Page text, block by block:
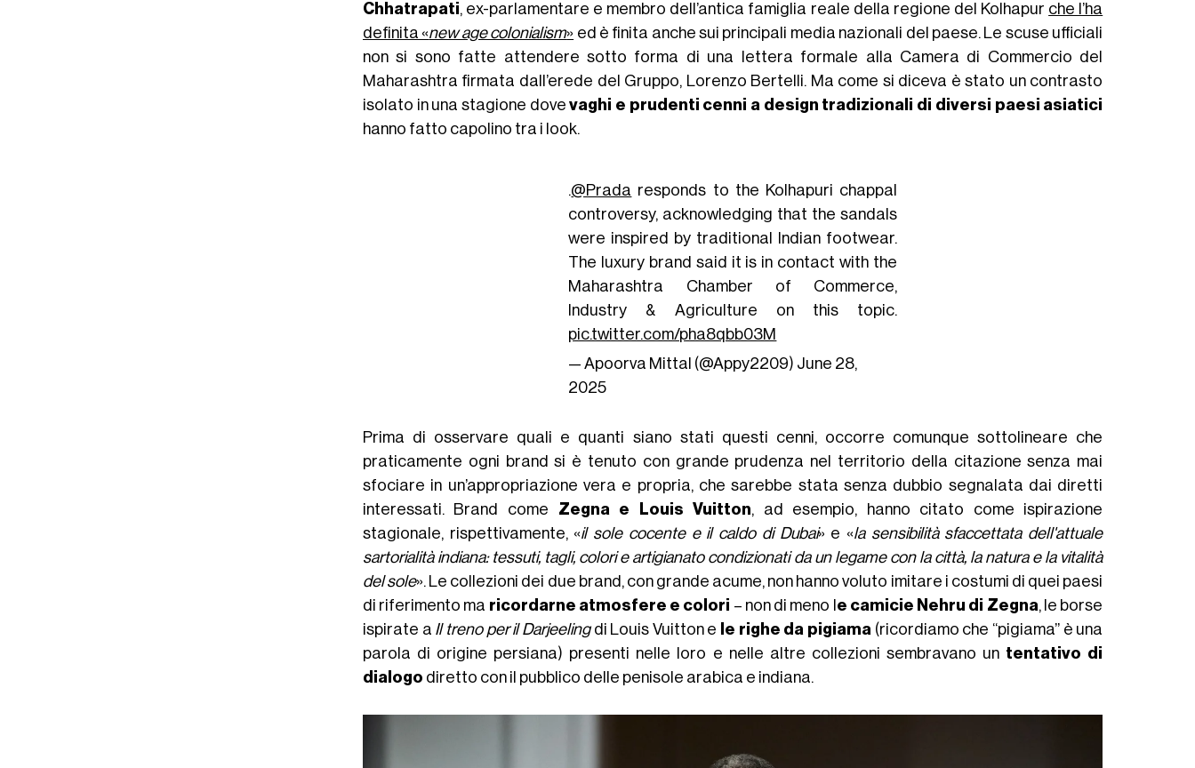
Chhatrapati, ex-parlamentare e membro dell’antica famiglia reale della regione del Kolhapur che l’ha
definita «new age colonialism» ed è finita anche sui principali media nazionali del paese. Le scuse ufficiali
non si sono fatte attendere sotto forma di una lettera formale alla Camera di Commercio del
Maharashtra firmata dall’erede del Gruppo, Lorenzo Bertelli. Ma come si diceva è stato un contrasto
isolato in una stagione dovevaghi e prudenti cenni a design tradizionali di diversi paesi asiatici
hanno fatto capolino tra i look.
@Prada responds to the Kolhapuri chappal
controversy, acknowledging that the sandals
were inspired by traditional Indian footwear.
The luxury brand said it is in contact with the
Maharashtra Chamber of Commerce,
Industry & Agriculture on this topic.
pic.twitter.com/pha8qbb03M
— Apoorva Mittal (@Appy2209) June 28,
2025
Prima di osservare quali e quanti siano stati questi cenni, occorre comunque sottolineare che
praticamente ogni brand si è tenuto con grande prudenza nel territorio della citazione senza mai
sfociare in un’appropriazione vera e propria, che sarebbe stata senza dubbio segnalata dai diretti
interessati. Brand come Zegna e Louis Vuitton, ad esempio, hanno citato come ispirazione
stagionale, rispettivamente, «il sole cocente e il caldo di Dubai» e «la sensibilità sfaccettata dell'attuale
sartorialità indiana: tessuti, tagli, colori e artigianato condizionati da un legame con la città, la natura e la vitalità
del sole». Le collezioni dei due brand, con grande acume, non hanno voluto imitare i costumi di quei paesi
di riferimento ma ricordarne atmosfere e colori – non di meno l e camicie Nehru di Zegna, le borse
ispirate a Il treno per il Darjeelingdi Louis Vuitton e le righe da pigiama (ricordiamo che “pigiama” è una
parola di origine persiana) presenti nelle loro e nelle altre collezioni sembravano un tentativo di
dialogo diretto con il pubblico delle penisole arabica e indiana.